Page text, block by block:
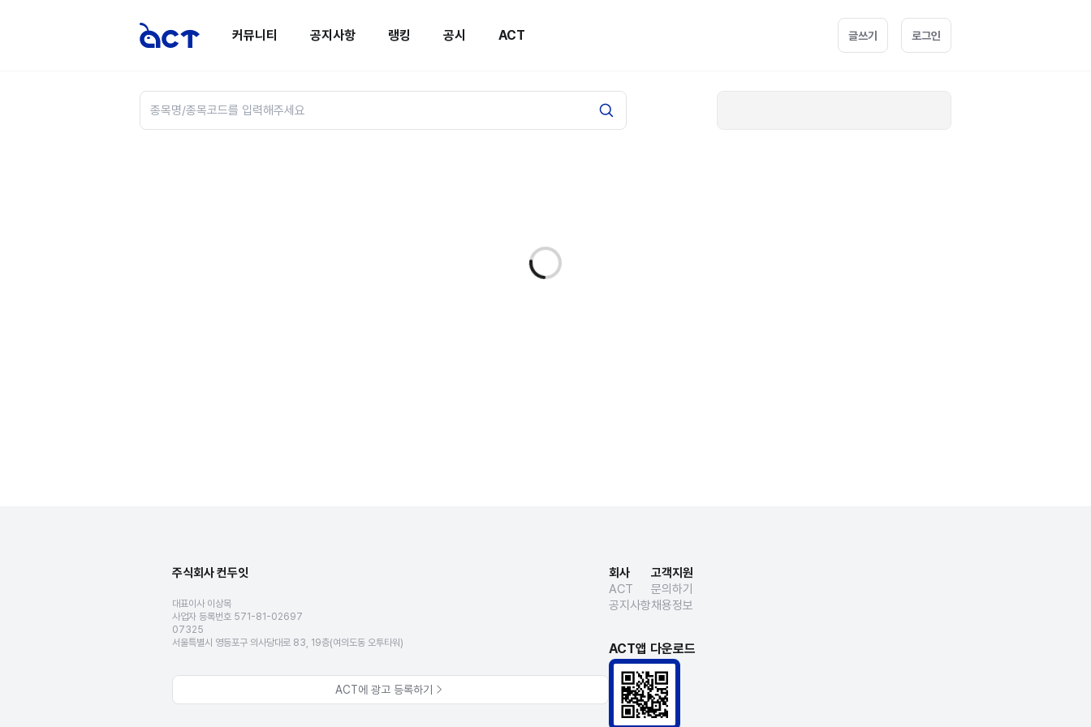
커뮤니티 공지사항 랭킹 공시 ACT 글쓰기 로그인
주식회사 컨두잇
대표이사 이상목
사업자 등록번호 571-81-02697
07325
서울특별시 영등포구 의사당대로 83, 19층(여의도동 오투타워)
ACT에 광고 등록하기
회사
ACT
공지사항
고객지원
문의하기
채용정보
ACT앱 다운로드